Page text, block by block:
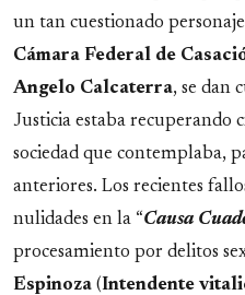
un tan cuestionado
Cámara Federal de
Angelo Calcaterra, se dan
Justicia estaba recuperando
sociedad que contemplaba,
anteriores. Los recientes
nulidades en la “Causa
procesamiento por delitos
Espinoza (Intendente